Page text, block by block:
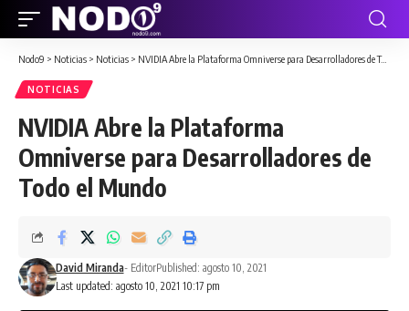
Nodo9 > Noticias > Noticias > NVIDIA Abre la Plataforma Omniverse para Desarrolladores de Todo el Mundo
NOTICIAS
NVIDIA Abre la Plataforma
Omniverse para Desarrolladores de
Todo el Mundo
Last updated: agosto 10, 2021 10:17 pm
David Miranda- EditorPublished: agosto 10, 2021